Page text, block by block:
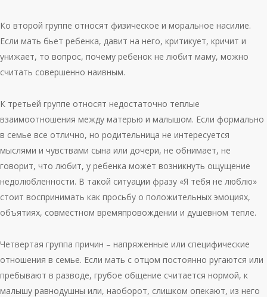
Ко второй группе относят физическое и моральное насилие.
Если мать бьет ребенка, давит на него, критикует, кричит и
унижает, то вопрос, почему ребенок не любит маму, можно
считать совершенно наивным.
К третьей группе относят недостаточно теплые
взаимоотношения между матерью и малышом. Если формально
в семье все отлично, но родительница не интересуется
мыслями и чувствами сына или дочери, не обнимает, не
говорит, что любит, у ребенка может возникнуть ощущение
недолюбленности. В такой ситуации фразу «Я тебя не люблю»
стоит воспринимать как просьбу о положительных эмоциях,
объятиях, совместном времяпровождении и душевном тепле.
Четвертая группа причин – напряженные или специфические
отношения в семье. Если мать с отцом постоянно ругаются или
пребывают в разводе, грубое общение считается нормой, к
малышу равнодушны или, наоборот, слишком опекают, из него